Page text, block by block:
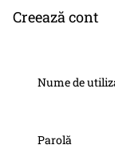
Creează cont
Nume de
Parolă